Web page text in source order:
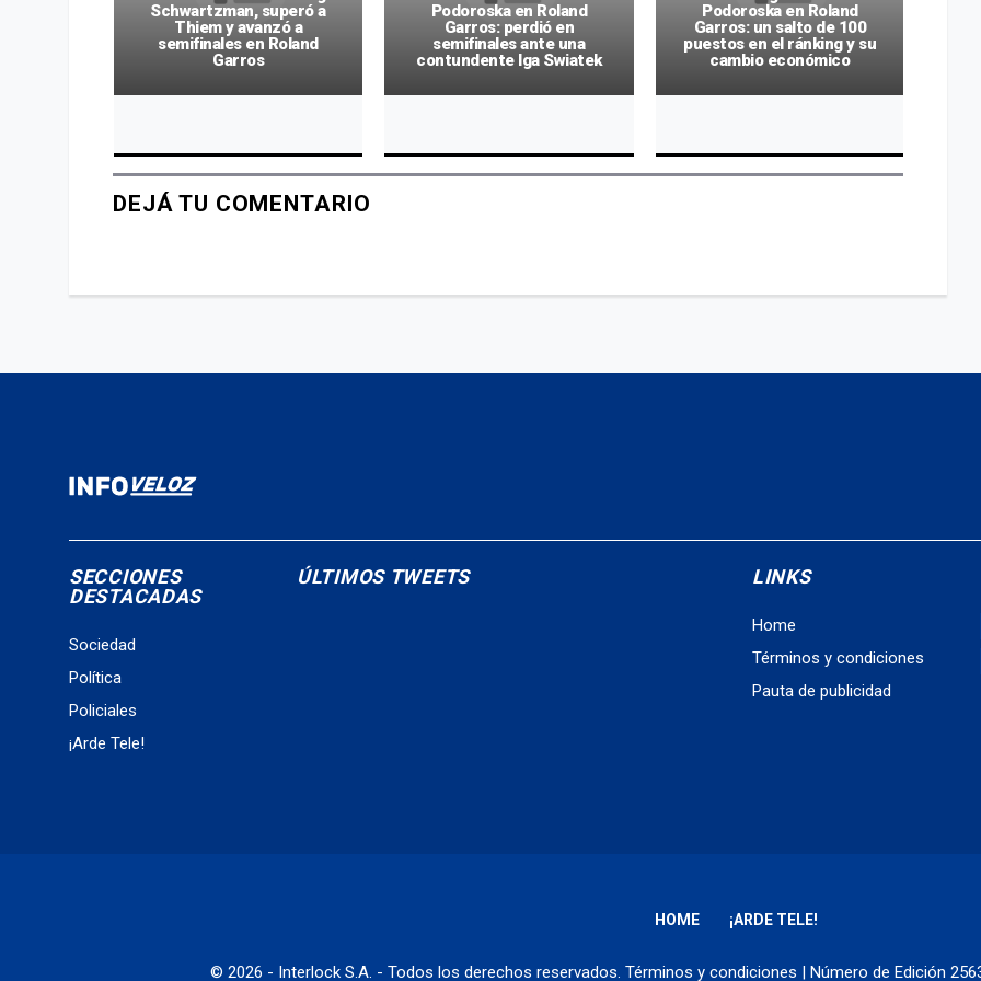
Schwartzman, superó a
Thiem y avanzó a
semifinales en Roland
Garros
Podoroska en Roland
Garros: perdió en
semifinales ante una
contundente Iga Swiatek
Podoroska en Roland
Garros: un salto de 100
puestos en el ránking y su
cambio económico
DEJÁ TU COMENTARIO
SECCIONES
DESTACADAS
Sociedad
Política
Policiales
¡Arde Tele!
ÚLTIMOS TWEETS LINKS
Home
Términos y condiciones
Pauta de publicidad
HOME ¡ARDE TELE!
© 2026 - Interlock S.A. - Todos los derechos reservados. Términos y condiciones | Número de Edición